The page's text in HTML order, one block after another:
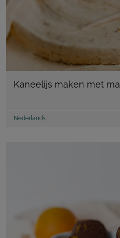
Kaneelijs maken met
Nederlands